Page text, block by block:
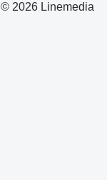
© 2026 Linemedia